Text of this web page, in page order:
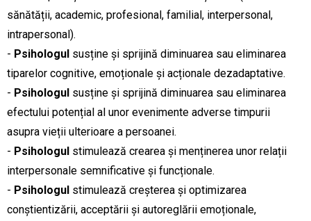
sănătății, academic, profesional, familial, interpersonal,
intrapersonal).
- Psihologul susține și sprijină diminuarea sau eliminarea
tiparelor cognitive, emoționale și acționale dezadaptative.
- Psihologul susține și sprijină diminuarea sau eliminarea
efectului potențial al unor evenimente adverse timpurii
asupra vieții ulterioare a persoanei.
- Psihologul stimulează crearea și menținerea unor relații
interpersonale semnificative și funcționale.
- Psihologul stimulează creșterea și optimizarea
conștientizării, acceptării și autoreglării emoționale,